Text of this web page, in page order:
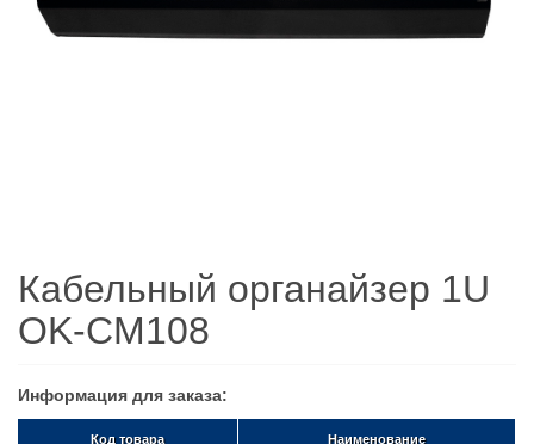
Кабельный органайзер 1U
OK-CM108
Информация для заказа:
Код товара Наименование